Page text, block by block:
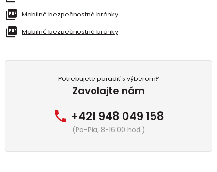
Mobilné bezpečnostné bránky
Mobilné bezpečnostné bránky
Potrebujete poradiť s výberom?
Zavolajte nám
+421 948 049 158
(Po-Pia, 8-16:00 hod.)